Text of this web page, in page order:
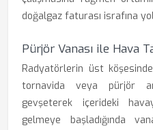
doğalgaz faturası israfına
Pürjör Vanası ile Hava
Radyatörlerin üst
tornavida veya pürjör
gevşeterek içerideki
gelmeye başladığında